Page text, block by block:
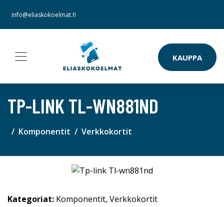
info@eliaskokoelmat.fi
KAUPPA
TP-LINK TL-WN881ND
Komponentit Verkkokortit
Kategoriat: Komponentit, Verkkokortit